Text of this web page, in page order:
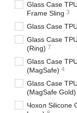
Glass Case
Frame Sling 3
Glass Case
Glass Case
(Ring) 7
Glass Case
(MagSafe) 4
Glass Case
(MagSafe Gold)
Чохол Silicone